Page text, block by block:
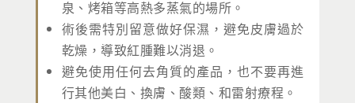
泉、烤箱等高熱多蒸氣的場所。
術後需特別留意做好保濕，避免皮膚過於
乾燥，導致紅腫難以消退。
避免使用任何去角質的產品，也不要再進
行其他美白、換膚、酸類、和雷射療程。